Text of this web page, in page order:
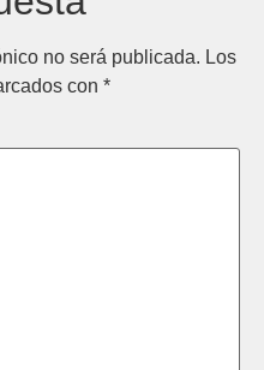
no será publicada. Los
con *